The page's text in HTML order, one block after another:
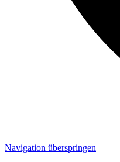
Navigation überspringen